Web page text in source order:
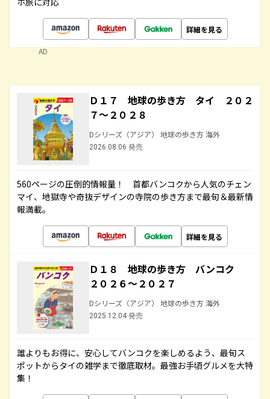
詳細を見る
AD
Ｄ１７ 地球の歩き方 タイ ２０２
７～２０２８
Dシリーズ（アジア） 地球の歩き方 海外
2026.08.06 発売
560ページの圧倒的情報量！ 首都バンコクから人気のチェン
マイ、地獄寺や奇抜デザインの寺院の歩き方まで最旬＆最新情
報満載。
詳細を見る
Ｄ１８ 地球の歩き方 バンコク
２０２６～２０２７
Dシリーズ（アジア） 地球の歩き方 海外
2025.12.04 発売
誰よりもお得に、安心してバンコクを楽しめるよう、最旬ス
ポットからタイの雑学まで徹底取材。最強お手頃グルメを大特
集！